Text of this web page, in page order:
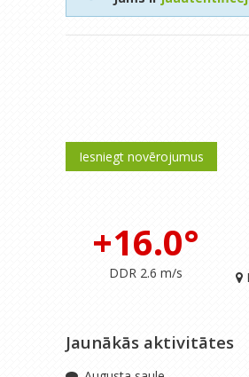
Iesniegt novērojumus
+16.0°
DDR 2.6 m/s
Jaunākās aktivitātes